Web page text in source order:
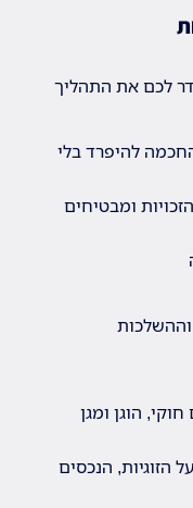
לכם את התהליך
להיפרד בלי
ומבטיחים
וההשלכות
הוגן ומגן
הזוגיות, הנכסים